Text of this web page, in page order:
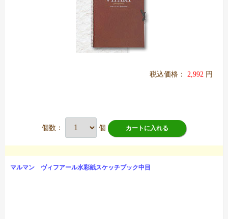
税込価格： 2,992 円
個数： 個 カートに入れる
マルマン ヴィフアール水彩紙スケッチブック中目